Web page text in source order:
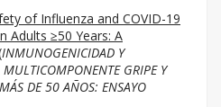
of Influenza and COVID-19
Adults ≥50 Years: A
INMUNOGENICIDAD Y
GRIPE Y
DE 50 AÑOS: ENSAYO